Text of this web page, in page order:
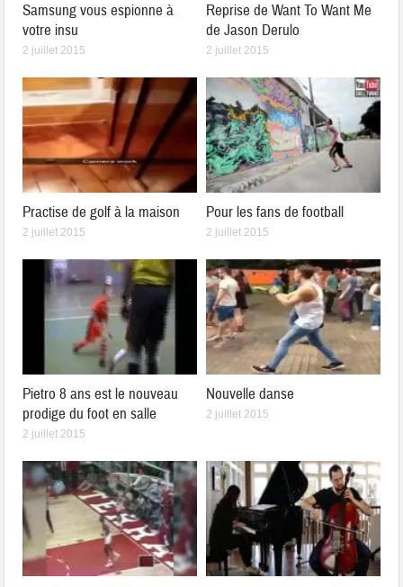
Samsung vous espionne à
votre insu
2 juillet 2015
Reprise de Want To Want Me
de Jason Derulo
2 juillet 2015
Practise de golf à la maison
2 juillet 2015
Pour les fans de football
2 juillet 2015
Pietro 8 ans est le nouveau
prodige du foot en salle
2 juillet 2015
Nouvelle danse
2 juillet 2015